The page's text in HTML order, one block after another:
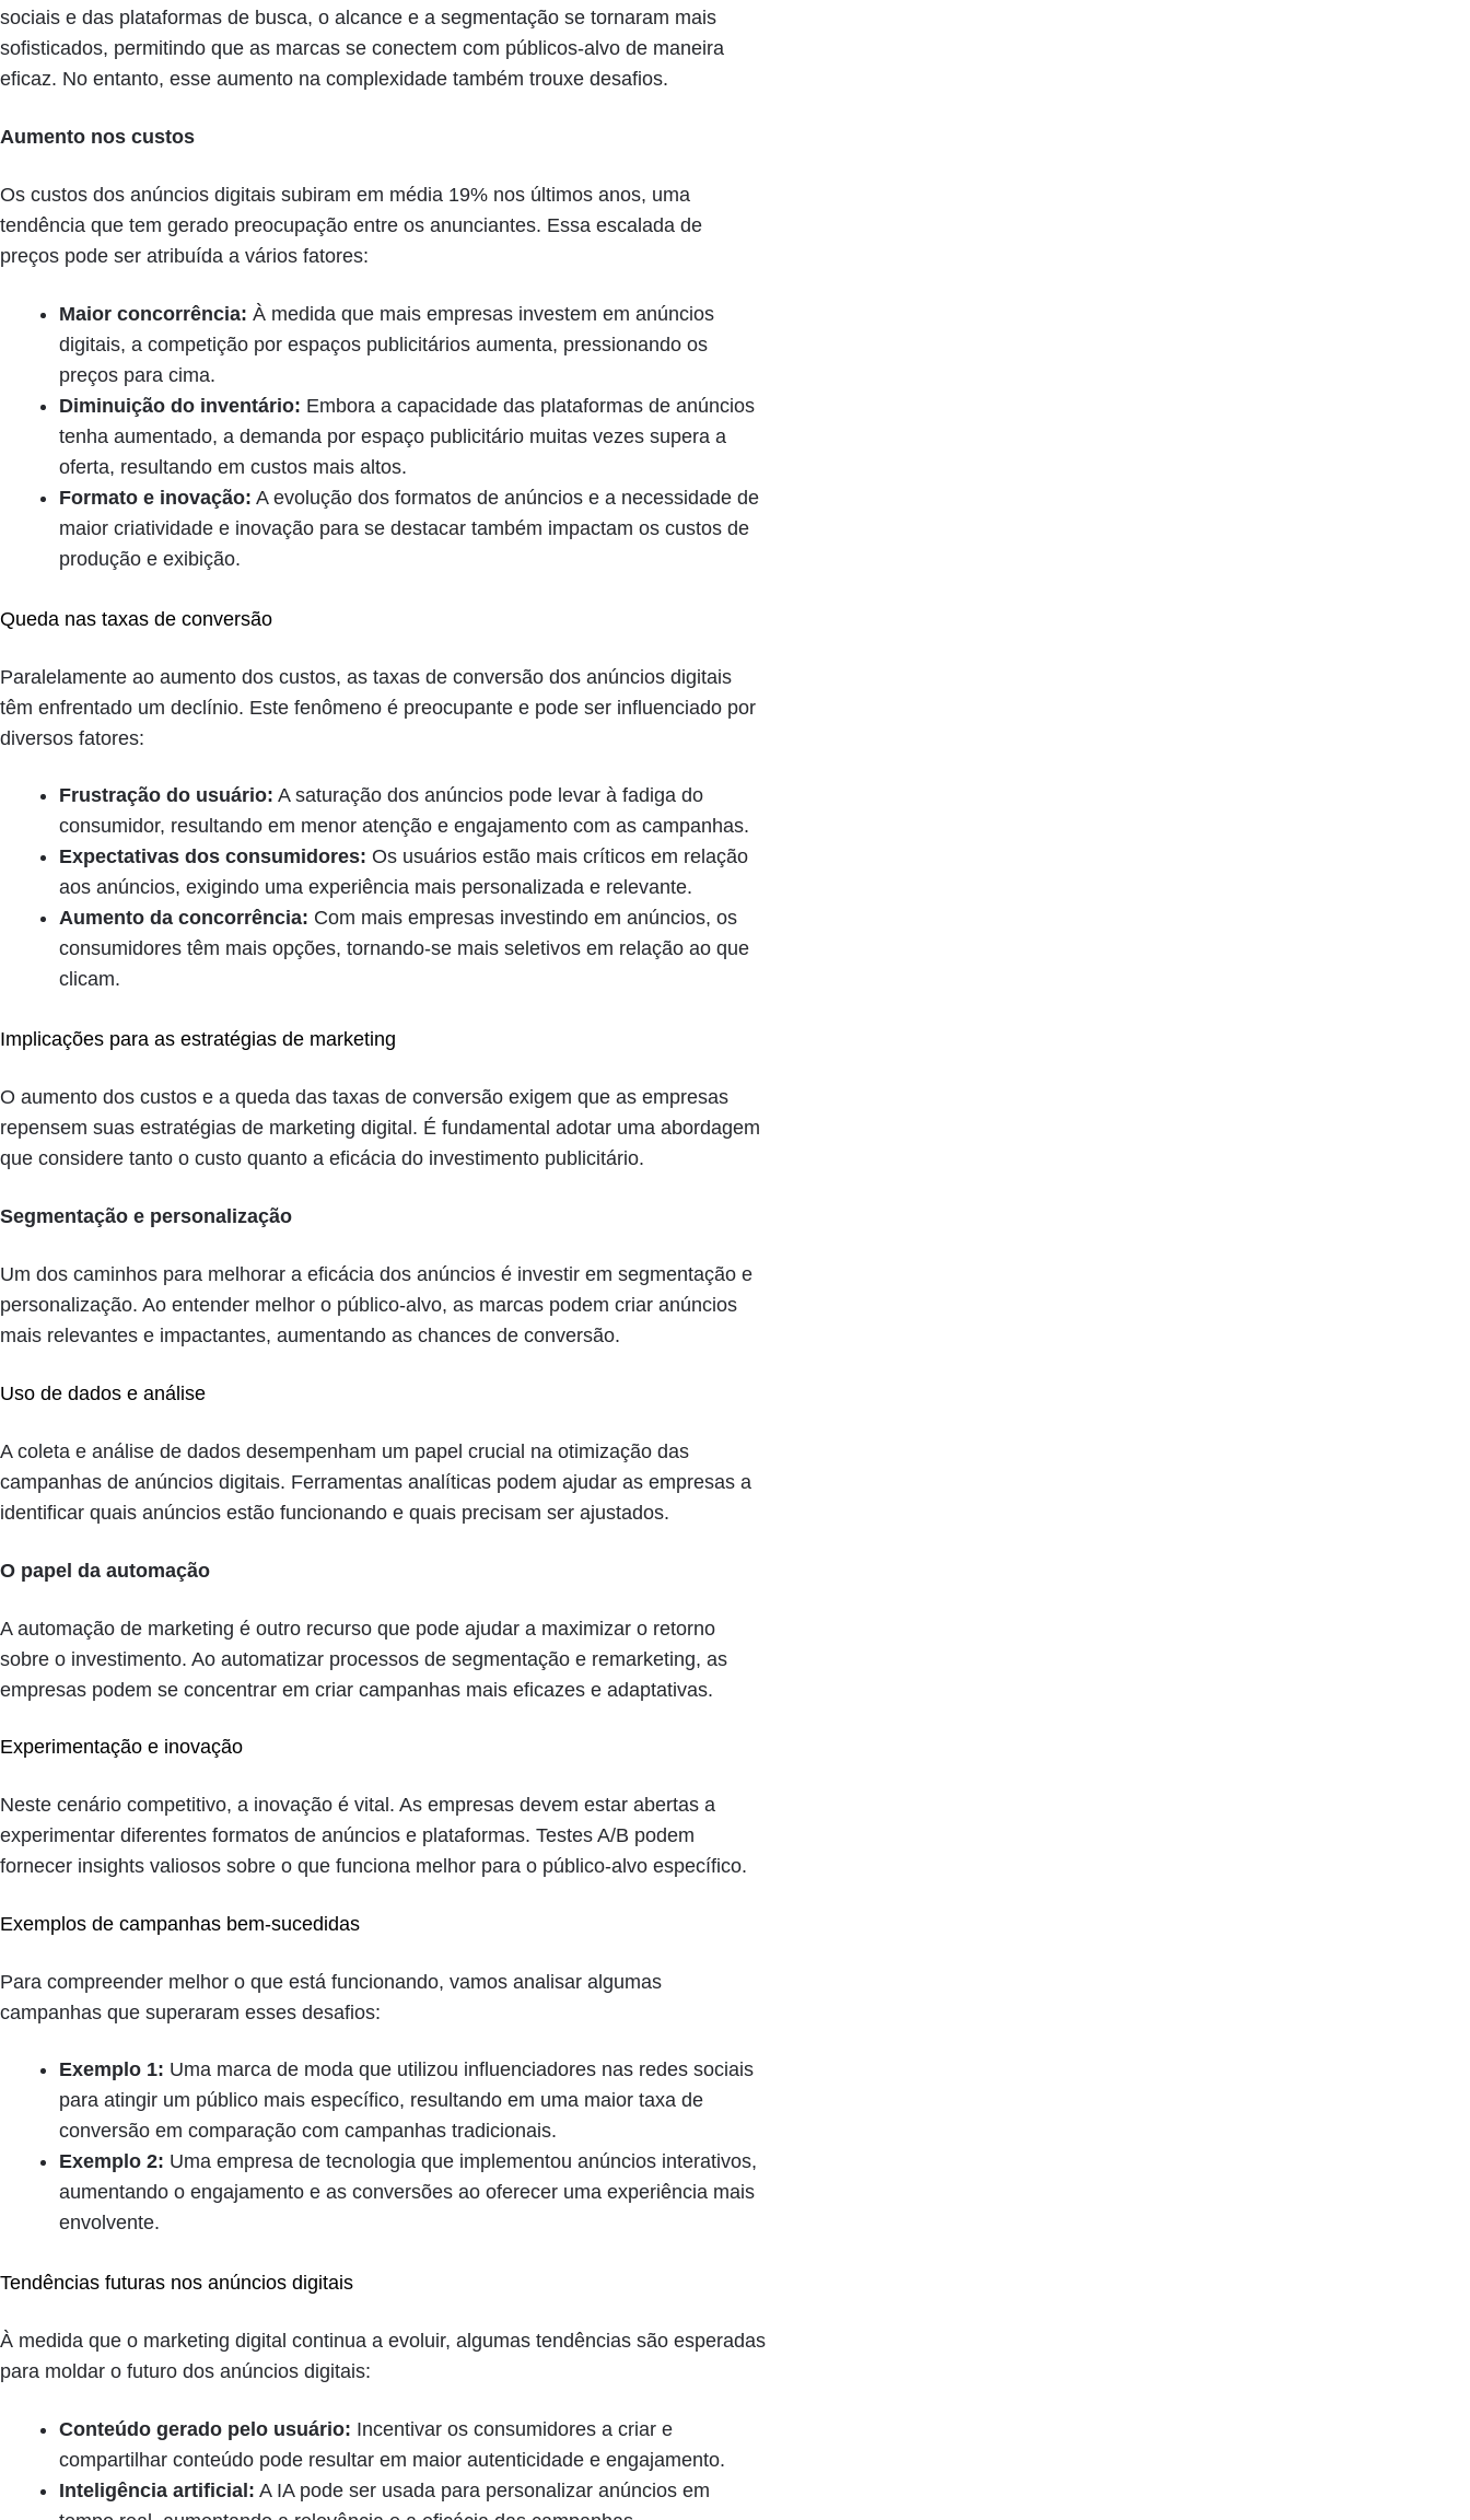
sociais e das plataformas de busca, o alcance e a segmentação se tornaram mais
sofisticados, permitindo que as marcas se conectem com públicos-alvo de maneira
eficaz. No entanto, esse aumento na complexidade também trouxe desafios.
Aumento nos custos
Os custos dos anúncios digitais subiram em média 19% nos últimos anos, uma
tendência que tem gerado preocupação entre os anunciantes. Essa escalada de
preços pode ser atribuída a vários fatores:
Maior concorrência: À medida que mais empresas investem em anúncios
digitais, a competição por espaços publicitários aumenta, pressionando os
preços para cima.
Diminuição do inventário: Embora a capacidade das plataformas de anúncios
tenha aumentado, a demanda por espaço publicitário muitas vezes supera a
oferta, resultando em custos mais altos.
Formato e inovação: A evolução dos formatos de anúncios e a necessidade de
maior criatividade e inovação para se destacar também impactam os custos de
produção e exibição.
Queda nas taxas de conversão
Paralelamente ao aumento dos custos, as taxas de conversão dos anúncios digitais
têm enfrentado um declínio. Este fenômeno é preocupante e pode ser influenciado por
diversos fatores:
Frustração do usuário: A saturação dos anúncios pode levar à fadiga do
consumidor, resultando em menor atenção e engajamento com as campanhas.
Expectativas dos consumidores: Os usuários estão mais críticos em relação
aos anúncios, exigindo uma experiência mais personalizada e relevante.
Aumento da concorrência: Com mais empresas investindo em anúncios, os
consumidores têm mais opções, tornando-se mais seletivos em relação ao que
clicam.
Implicações para as estratégias de marketing
O aumento dos custos e a queda das taxas de conversão exigem que as empresas
repensem suas estratégias de marketing digital. É fundamental adotar uma abordagem
que considere tanto o custo quanto a eficácia do investimento publicitário.
Segmentação e personalização
Um dos caminhos para melhorar a eficácia dos anúncios é investir em segmentação e
personalização. Ao entender melhor o público-alvo, as marcas podem criar anúncios
mais relevantes e impactantes, aumentando as chances de conversão.
Uso de dados e análise
A coleta e análise de dados desempenham um papel crucial na otimização das
campanhas de anúncios digitais. Ferramentas analíticas podem ajudar as empresas a
identificar quais anúncios estão funcionando e quais precisam ser ajustados.
O papel da automação
A automação de marketing é outro recurso que pode ajudar a maximizar o retorno
sobre o investimento. Ao automatizar processos de segmentação e remarketing, as
empresas podem se concentrar em criar campanhas mais eficazes e adaptativas.
Experimentação e inovação
Neste cenário competitivo, a inovação é vital. As empresas devem estar abertas a
experimentar diferentes formatos de anúncios e plataformas. Testes A/B podem
fornecer insights valiosos sobre o que funciona melhor para o público-alvo específico.
Exemplos de campanhas bem-sucedidas
Para compreender melhor o que está funcionando, vamos analisar algumas
campanhas que superaram esses desafios:
Exemplo 1: Uma marca de moda que utilizou influenciadores nas redes sociais
para atingir um público mais específico, resultando em uma maior taxa de
conversão em comparação com campanhas tradicionais.
Exemplo 2: Uma empresa de tecnologia que implementou anúncios interativos,
aumentando o engajamento e as conversões ao oferecer uma experiência mais
envolvente.
Tendências futuras nos anúncios digitais
À medida que o marketing digital continua a evoluir, algumas tendências são esperadas
para moldar o futuro dos anúncios digitais:
Conteúdo gerado pelo usuário: Incentivar os consumidores a criar e
compartilhar conteúdo pode resultar em maior autenticidade e engajamento.
Inteligência artificial: A IA pode ser usada para personalizar anúncios em